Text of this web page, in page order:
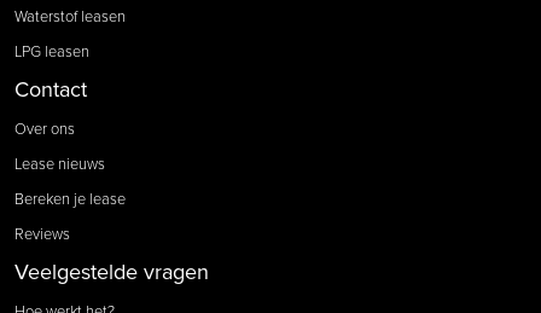
Waterstof leasen
LPG leasen
Contact
Over ons
Lease nieuws
Bereken je lease
Reviews
Veelgestelde vragen